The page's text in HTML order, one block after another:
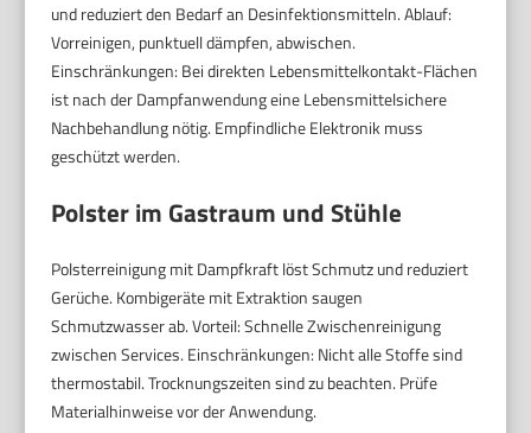
und reduziert den Bedarf an Desinfektionsmitteln. Ablauf:
Vorreinigen, punktuell dämpfen, abwischen.
Einschränkungen: Bei direkten Lebensmittelkontakt-Flächen
ist nach der Dampfanwendung eine Lebensmittelsichere
Nachbehandlung nötig. Empfindliche Elektronik muss
geschützt werden.
Polster im Gastraum und Stühle
Polsterreinigung mit Dampfkraft löst Schmutz und reduziert
Gerüche. Kombigeräte mit Extraktion saugen
Schmutzwasser ab. Vorteil: Schnelle Zwischenreinigung
zwischen Services. Einschränkungen: Nicht alle Stoffe sind
thermostabil. Trocknungszeiten sind zu beachten. Prüfe
Materialhinweise vor der Anwendung.